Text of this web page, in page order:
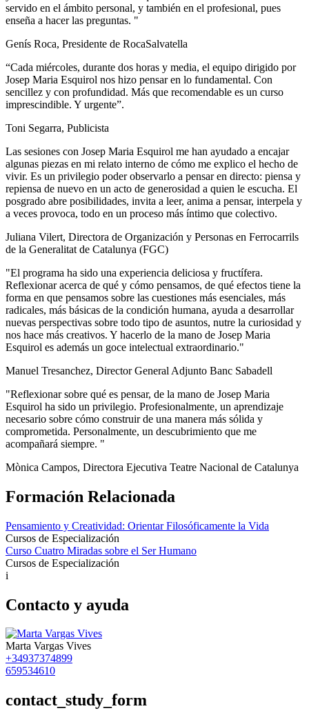
servido en el ámbito personal, y también en el profesional, pues
enseña a hacer las preguntas. "
Genís Roca, Presidente de RocaSalvatella
“Cada miércoles, durante dos horas y media, el equipo dirigido por
Josep Maria Esquirol nos hizo pensar en lo fundamental. Con
sencillez y con profundidad. Más que recomendable es un curso
imprescindible. Y urgente”.
Toni Segarra, Publicista
Las sesiones con Josep Maria Esquirol me han ayudado a encajar
algunas piezas en mi relato interno de cómo me explico el hecho de
vivir. Es un privilegio poder observarlo a pensar en directo: piensa y
repiensa de nuevo en un acto de generosidad a quien le escucha. El
posgrado abre posibilidades, invita a leer, anima a pensar, interpela y
a veces provoca, todo en un proceso más íntimo que colectivo.
Juliana Vilert, Directora de Organización y Personas en Ferrocarrils
de la Generalitat de Catalunya (FGC)
"El programa ha sido una experiencia deliciosa y fructífera.
Reflexionar acerca de qué y cómo pensamos, de qué efectos tiene la
forma en que pensamos sobre las cuestiones más esenciales, más
radicales, más básicas de la condición humana, ayuda a desarrollar
nuevas perspectivas sobre todo tipo de asuntos, nutre la curiosidad y
nos hace más creativos. Y hacerlo de la mano de Josep Maria
Esquirol es además un goce intelectual extraordinario."
Manuel Tresanchez, Director General Adjunto Banc Sabadell
"Reflexionar sobre qué es pensar, de la mano de Josep Maria
Esquirol ha sido un privilegio. Profesionalmente, un aprendizaje
necesario sobre cómo construir de una manera más sólida y
comprometida. Personalmente, un descubrimiento que me
acompañará siempre. "
Mònica Campos, Directora Ejecutiva Teatre Nacional de Catalunya
Formación Relacionada
Pensamiento y Creatividad: Orientar Filosóficamente la Vida
Cursos de Especialización
Curso Cuatro Miradas sobre el Ser Humano
Cursos de Especialización
i
Contacto y ayuda
Marta Vargas Vives
+34937374899
659534610
contact_study_form